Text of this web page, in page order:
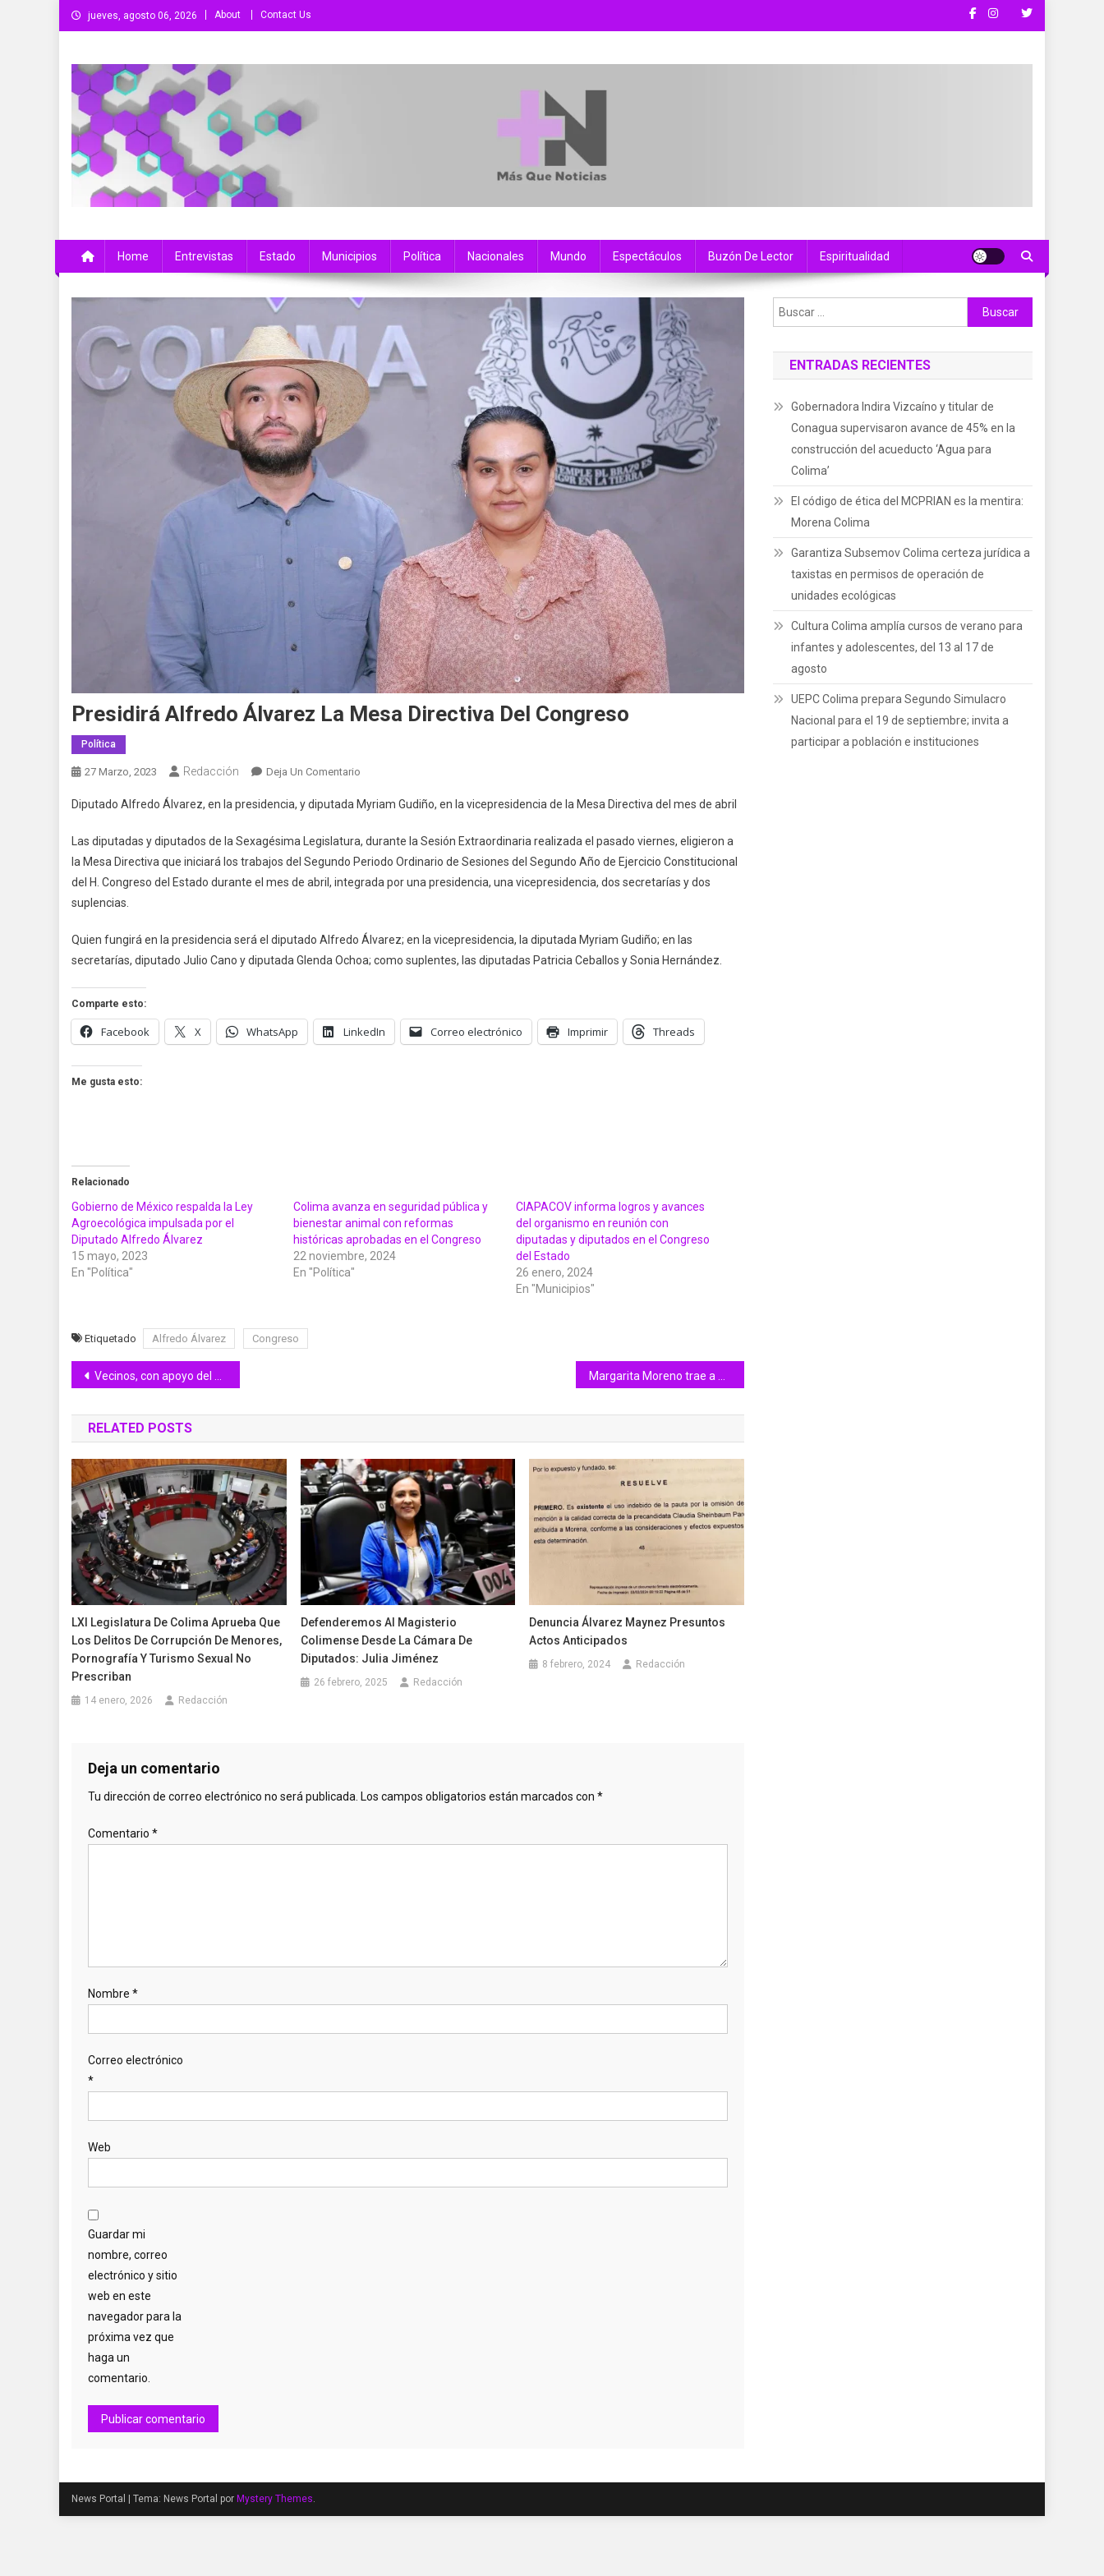
Saltar
al
jueves, agosto 06, 2026 About Contact Us
Home Entrevistas Estado Municipios Política Nacionales Mundo Espectáculos Buzón De Lector Espiritualidad
Presidirá Alfredo Álvarez La Mesa Directiva Del Congreso
Política
27 Marzo, 2023 Redacción Deja Un Comentario
Alfredo
La
Mesa
Directiva
Diputado Alfredo Álvarez, en la presidencia, y diputada Myriam Gudiño, en la vicepresidencia de la Mesa Directiva del mes de abril
Las diputadas y diputados de la Sexagésima Legislatura, durante la Sesión Extraordinaria realizada el pasado viernes, eligieron a
la Mesa Directiva que iniciará los trabajos del Segundo Periodo Ordinario de Sesiones del Segundo Año de Ejercicio Constitucional
del H. Congreso del Estado durante el mes de abril, integrada por una presidencia, una vicepresidencia, dos secretarías y dos
suplencias.
Quien fungirá en la presidencia será el diputado Alfredo Álvarez; en la vicepresidencia, la diputada Myriam Gudiño; en las
secretarías, diputado Julio Cano y diputada Glenda Ochoa; como suplentes, las diputadas Patricia Ceballos y Sonia Hernández.
Comparte esto:
Facebook X WhatsApp LinkedIn Correo electrónico Imprimir Threads
Me gusta esto:
Relacionado
Gobierno de México respalda la Ley
Agroecológica impulsada por el
Diputado Alfredo Álvarez
15 mayo, 2023
En "Política"
Colima avanza en seguridad pública y
bienestar animal con reformas
históricas aprobadas en el Congreso
22 noviembre, 2024
En "Política"
CIAPACOV informa logros y avances
del organismo en reunión con
diputadas y diputados en el Congreso
del Estado
26 enero, 2024
En "Municipios"
Etiquetado Alfredo Álvarez Congreso
Navegación
de
entradas
Vecinos, con apoyo del Dr. Memo Villa y Rubén Cárdenas, rehabilitan jardín y cancha de la Nuevo Milenio
RELATED POSTS
LXI Legislatura De Colima Aprueba Que
Los Delitos De Corrupción De Menores,
Pornografía Y Turismo Sexual No
Prescriban
14 enero, 2026 Redacción
Defenderemos Al Magisterio
Colimense Desde La Cámara De
Diputados: Julia Jiménez
26 febrero, 2025 Redacción
Denuncia Álvarez Maynez Presuntos
Actos Anticipados
8 febrero, 2024 Redacción
Deja un comentario
Tu dirección de correo electrónico no será publicada. Los campos obligatorios están marcados con *
Comentario *
Nombre *
Correo electrónico
*
Web
Guardar mi
nombre, correo
electrónico y sitio
web en este
navegador para la
próxima vez que
haga un
comentario.
Buscar:
ENTRADAS RECIENTES
Gobernadora Indira Vizcaíno y titular de
Conagua supervisaron avance de 45% en la
construcción del acueducto ‘Agua para
Colima’
El código de ética del MCPRIAN es la mentira:
Morena Colima
Garantiza Subsemov Colima certeza jurídica a
taxistas en permisos de operación de
unidades ecológicas
Cultura Colima amplía cursos de verano para
infantes y adolescentes, del 13 al 17 de
agosto
UEPC Colima prepara Segundo Simulacro
Nacional para el 19 de septiembre; invita a
participar a población e instituciones
News Portal | Tema: News Portal por Mystery Themes